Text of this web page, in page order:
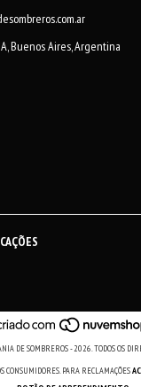
Buenos Aires, Argentina
DE SOMBREROS - 2026. TODOS OS
CONSUMIDORES. PARA RECLAMAÇÕES